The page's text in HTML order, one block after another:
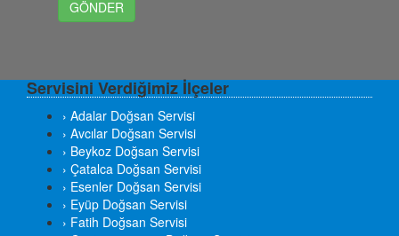
Servisini Verdiğimiz İlçeler
› Adalar Doğsan Servisi
› Avcılar Doğsan Servisi
› Beykoz Doğsan Servisi
› Çatalca Doğsan Servisi
› Esenler Doğsan Servisi
› Eyüp Doğsan Servisi
› Fatih Doğsan Servisi